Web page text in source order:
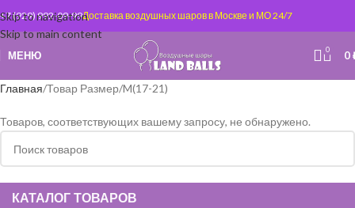
Skip to navigation
Skip to main content
+7 (929) 992-09-99Доставка воздушных шаров в Москве и МО 24/7
МЕНЮ 0 0
КАТАЛОГ ТОВАРОВ
Главная Товар Размер M(17-21)
Товаров, соответствующих вашему запросу, не обнаружено.